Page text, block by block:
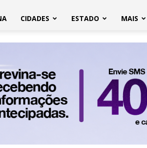
SC
CIDADES ESTADO MAIS